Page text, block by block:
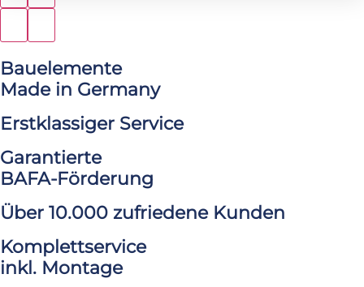
Bauelemente
Made in Germany
Erstklassiger Service
Garantierte
BAFA-Förderung
Über 10.000 zufriedene Kunden
Komplettservice
inkl. Montage